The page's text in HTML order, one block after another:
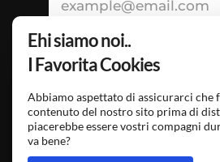
Seleziona Lingua
Ehi siamo noi..
I Favorita Cookies
Abbiamo aspettato di assicurarci che
contenuto del nostro sito prima di
piacerebbe essere vostri compagni
va bene?